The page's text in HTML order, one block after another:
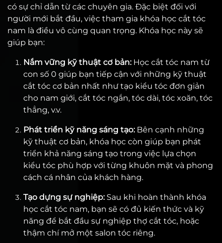
có sự chỉ dẫn từ các chuyên gia. Đặc biệt đối với
người mới bắt đầu, việc tham gia khóa học cắt tóc
nam là điều vô cùng quan trọng. Khóa học này sẽ
giúp bạn:
Nắm vững kỹ thuật cơ bản:Học cắt tóc nam từ
con số 0 giúp bạn tiếp cận với những kỹ thuật
cắt tóc cơ bản nhất như tạo kiểu tóc đơn giản
cho nam giới, cắt tóc ngắn, tóc dài, tóc xoăn, tóc
thẳng, v.v.
Phát triển kỹ năng sáng tạo:Bên cạnh những
kỹ thuật cơ bản, khóa học còn giúp bạn phát
triển khả năng sáng tạo trong việc lựa chọn
kiểu tóc phù hợp với từng khuôn mặt và phong
cách cá nhân của khách hàng.
Tạo dựng sự nghiệp:Sau khi hoàn thành khóa
học cắt tóc nam, bạn sẽ có đủ kiến thức và kỹ
năng để bắt đầu sự nghiệp thợ cắt tóc, hoặc
thậm chí mở một salon tóc riêng.